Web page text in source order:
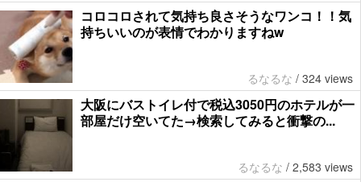
コロコロされて気持ち良さそうなワンコ！！気
持ちいいのが表情でわかりますねw
るなるな / 324 views
大阪にバストイレ付で税込3050円のホテルが一
部屋だけ空いてた→検索してみると衝撃の...
るなるな / 2,583 views